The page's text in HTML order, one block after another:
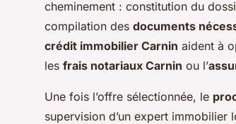
cheminement : constitution du
compilation des documents
crédit immobilier Carnin aident à
les frais notariaux Carnin ou l’
Une fois l’offre sélectionnée, le
supervision d’un expert immobilier